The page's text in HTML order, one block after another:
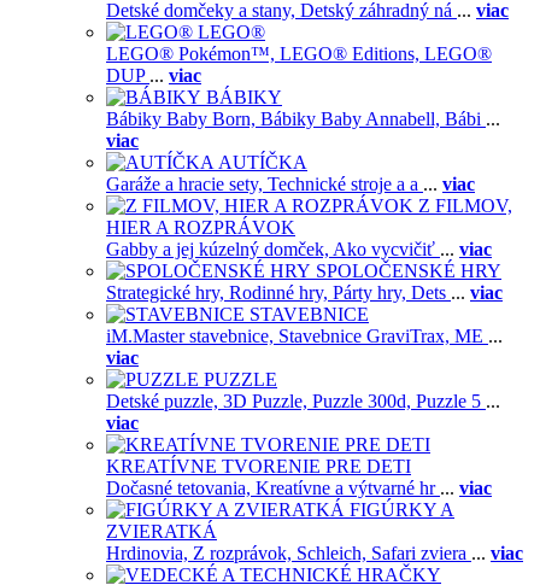
Detské domčeky a stany, Detský záhradný ná ... viac
LEGO®
LEGO® Pokémon™, LEGO® Editions, LEGO®
DUP ... viac
BÁBIKY
Bábiky Baby Born, Bábiky Baby Annabell, Bábi ...
viac
AUTÍČKA
Garáže a hracie sety, Technické stroje a a ... viac
Z FILMOV,
HIER A ROZPRÁVOK
Gabby a jej kúzelný domček, Ako vycvičiť ... viac
SPOLOČENSKÉ HRY
Strategické hry, Rodinné hry, Párty hry, Dets ... viac
STAVEBNICE
iM.Master stavebnice, Stavebnice GraviTrax, ME ...
viac
PUZZLE
Detské puzzle, 3D Puzzle, Puzzle 300d, Puzzle 5 ...
viac
KREATÍVNE TVORENIE PRE DETI
Dočasné tetovania, Kreatívne a výtvarné hr ... viac
FIGÚRKY A
ZVIERATKÁ
Hrdinovia, Z rozprávok, Schleich, Safari zviera ... viac